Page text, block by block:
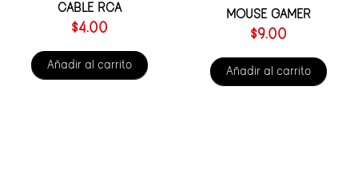
CABLE RCA
$4.00
Añadir al carrito
MOUSE GAMER
$9.00
Añadir al carrito